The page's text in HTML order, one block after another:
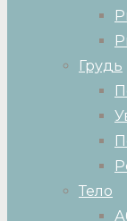
Грудь
Тело